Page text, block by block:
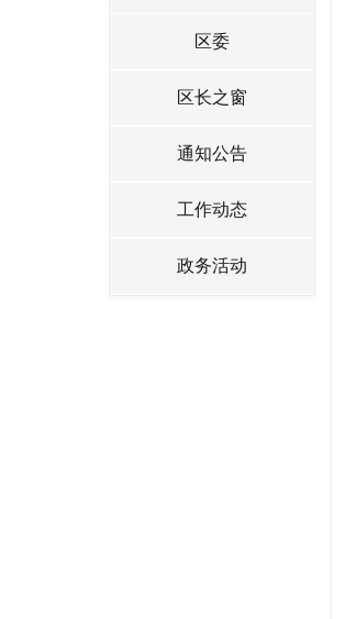
区委
区长之窗
通知公告
工作动态
政务活动